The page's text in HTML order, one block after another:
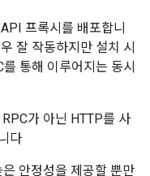
프록시를 배포합니
잘 작동하지만 설치 시
통해 이루어지는 동시
가 아닌 HTTP를 사
다
안정성을 제공할 뿐만